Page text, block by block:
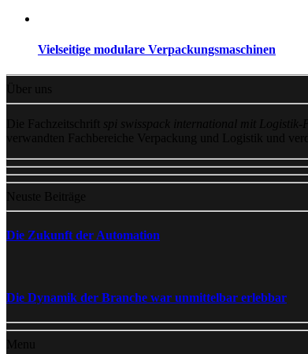
Vielseitige modulare Verpackungsmaschinen
Über uns
Die Fachzeitschrift spi swisspack international mit Logistik-
verwandten Fachbereiche Verpackung und Logistik und
Neuste Beiträge
Die Zukunft der Automation
Die Dynamik der Branche war unmittelbar erlebbar
Menu